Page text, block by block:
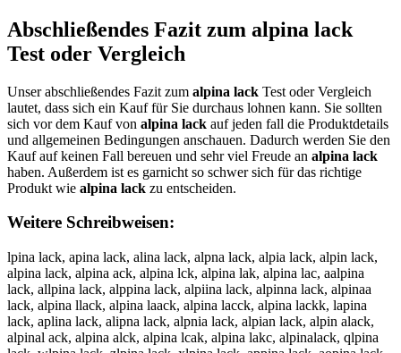
Abschließendes Fazit zum alpina lack
Test oder Vergleich
Unser abschließendes Fazit zum alpina lack Test oder Vergleich
lautet, dass sich ein Kauf für Sie durchaus lohnen kann. Sie sollten
sich vor dem Kauf von alpina lack auf jeden fall die Produktdetails
und allgemeinen Bedingungen anschauen. Dadurch werden Sie den
Kauf auf keinen Fall bereuen und sehr viel Freude an alpina lack
haben. Außerdem ist es garnicht so schwer sich für das richtige
Produkt wie alpina lack zu entscheiden.
Weitere Schreibweisen:
lpina lack, apina lack, alina lack, alpna lack, alpia lack, alpin lack,
alpina lack, alpina ack, alpina lck, alpina lak, alpina lac, aalpina
lack, allpina lack, alppina lack, alpiina lack, alpinna lack, alpinaa
lack, alpina llack, alpina laack, alpina lacck, alpina lackk, lapina
lack, aplina lack, alipna lack, alpnia lack, alpian lack, alpin alack,
alpinal ack, alpina alck, alpina lcak, alpina lakc, alpinalack, qlpina